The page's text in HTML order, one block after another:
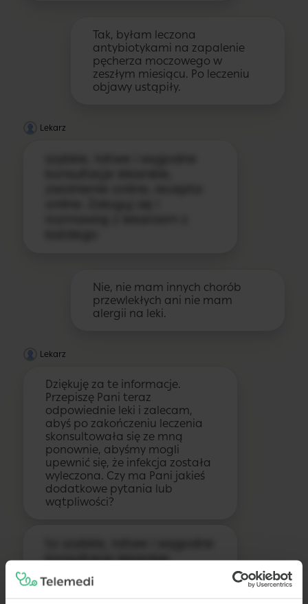
Tak, byłam leczona
antybiotykami na zapalenie
pęcherza moczowego w
zeszłym miesiącu. Po leczeniu
objawy ustąpiły.
Lekarz
Nie, nie mam innych chorób
przewlekłych ani nie mam
alergii na leki.
Lekarz
Dziękuję za te informacje.
Przepiszę Pani teraz
odpowiednie leki i zalecam,
abyś po zakończeniu leczenia
skonsultowała się ze mną
ponownie, abyśmy mogli
upewnić się, że infekcja została
wyleczona. Czy ma Pani jakieś
dodatkowe pytania lub
wątpliwości?
konsultacje lekarskie,
zwolnienie online, recepta
online. Zaloguj się i